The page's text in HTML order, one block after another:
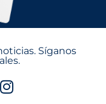
Síganos